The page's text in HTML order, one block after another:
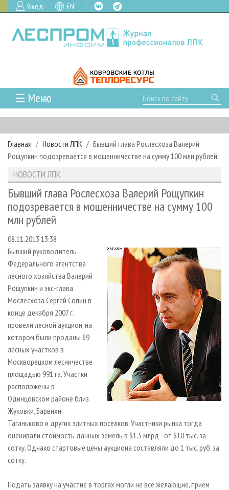
Вход EN
☰ Меню
ГЛАВНАЯ
РУБРИКИ И ТЕМЫ
РУБРИКИ ЖУРНАЛА
ЛЕСОЗАГОТОВКА
ЛЕСОПИЛЕНИЕ
ДЕРЕВООБРАБОТКА
СУШКА ДРЕВЕСИНЫ
ПРОИЗВОДСТВО ДРЕВЕСНЫХ ПЛИТ
ДЕРЕВЯННОЕ ДОМОСТРОЕНИЕ
ПРОИЗВОДСТВО МЕБЕЛИ
БИОЭНЕРГЕТИКА
ЦБП
ИНСТРУМЕНТ И МАТЕРИАЛЫ
НОВОСТИ
НОВОСТИ ЛПК
НОВОСТИ ЖУРНАЛА
НОВОСТИ КОМПАНИЙ
ПРОЕКТЫ ЛПИ
АНАЛИТИКА
ПРЕДПРИЯТИЯ ЛПК
ЛЕСНЫЕ РЕГИОНЫ РОССИИ
ПЕРСОНЫ
МОБИЛЬНЫЕ ВЫСТАВКИ
ОФИЦИАЛЬНЫЕ ДЕЛЕГАЦИИ
ПРИОРИТЕТНЫЕ ИНВЕСТПРОЕКТЫ
RUSSIAN FORESTRY REVIEW
ГАЗЕТА ЛЕСПРОМФОРУМ
БИБЛИОТЕКА СПЕЦИАЛИСТА
АРХИВ ЖУРНАЛОВ
СТАТЬИ
О ЖУРНАЛЕ
ПОДПИСКА
КОНТАКТЫ
РЕКЛАМОДАТЕЛЯМ
РЕКЛАМА
РЕКЛАМА НА САЙТЕ
Главная Новости ЛПК
Бывший глава Рослесхоза Валерий
Рощупкин подозревается в мошенничестве на сумму 100 млн рублей
НОВОСТИ ЛПК
Бывший глава Рослесхоза Валерий Рощупкин
подозревается в мошенничестве на сумму 100
млн рублей
08.11.2013 13:38
Бывший руководитель
Федерального агентства
лесного хозяйства Валерий
Рощупкин и экс-глава
Мослесхоза Сергей Сопин в
конце декабря 2007 г.
провели лесной аукцион, на
котором были проданы 69
лесных участков в
Москворецком лесничестве
площадью 991 га. Участки
расположены в
Одинцовском районе близ
Жуковки, Барвихи,
Таганьково и других элитных поселков. Участники рынка тогда
оценивали стоимость данных земель в $1,5 млрд - от $10 тыс. за
сотку. Однако стартовые цены аукциона составляли до 1 тыс. руб. за
сотку.
Подать заявку на участие в торгах могли не все желающие, прием